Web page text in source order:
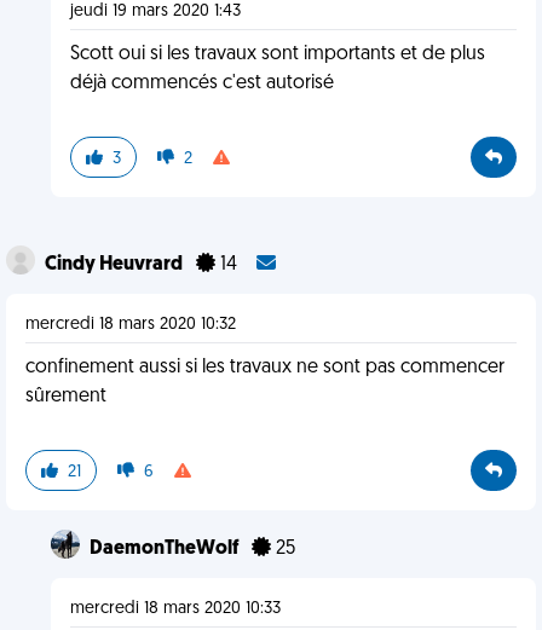
jeudi 19 mars 2020 1:43
Scott oui si les travaux sont importants et de plus
déjà commencés c'est autorisé
3 2
Cindy Heuvrard 14
mercredi 18 mars 2020 10:32
confinement aussi si les travaux ne sont pas commencer
sûrement
21 6
DaemonTheWolf 25
mercredi 18 mars 2020 10:33